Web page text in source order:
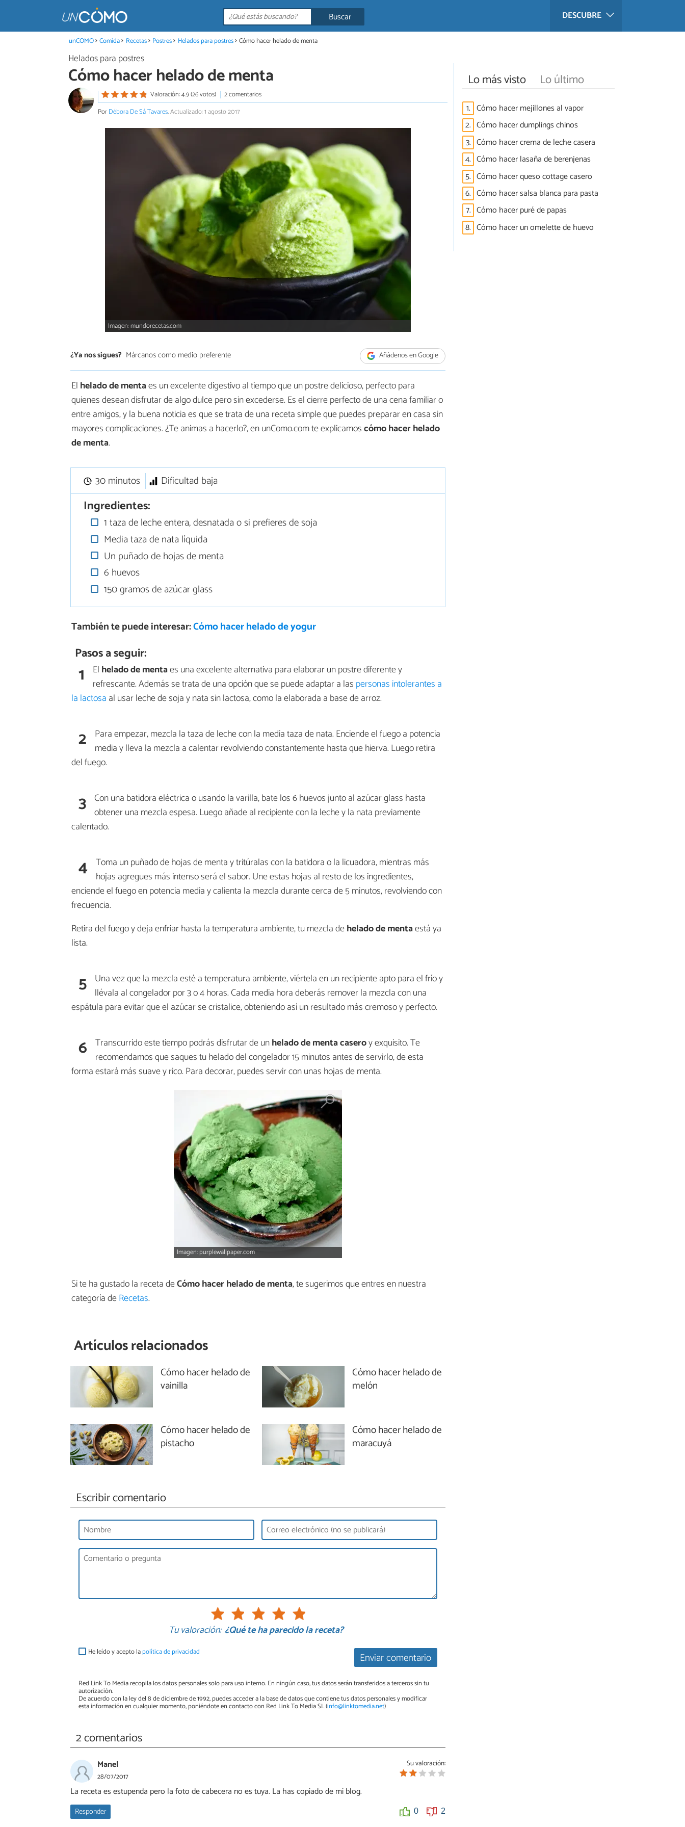
DESCUBRE
Buscar
unCOMO Comida Recetas Postres Helados para postres Cómo hacer helado de menta
Helados para postres
Cómo hacer helado de menta
Valoración: 4.9 (26 votos)
2 comentarios
PorDébora De Sá Tavares.Actualizado: 1 agosto 2017
Imagen: mundorecetas.com
¿Ya nos sigues? Márcanos como medio preferente Añádenos en Google
El helado de mentaes un excelente digestivo al tiempo que un postre delicioso, perfecto para
quienes desean disfrutar de algo dulce pero sin excederse. Es el cierre perfecto de una cena familiar o
entre amigos, y la buena noticia es que se trata de una receta simple que puedes preparar en casa sin
mayores complicaciones. ¿Te animas a hacerlo?, en unComo.com te explicamoscómo hacer helado
de menta.
30 minutos Dificultad baja
Ingredientes:
1 taza de leche entera, desnatada o si prefieres de soja
Media taza de nata líquida
Un puñado de hojas de menta
6 huevos
150 gramos de azúcar glass
También te puede interesar:Cómo hacer helado de yogur
Pasos a seguir:
1 El helado de mentaes una excelente alternativa para elaborar un postre diferente y
refrescante. Además se trata de una opción que se puede adaptar a las personas intolerantes a
la lactosa al usar leche de soja y nata sin lactosa, como la elaborada a base de arroz.
2 Para empezar, mezcla la taza de leche con la media taza de nata. Enciende el fuego a potencia
media y lleva la mezcla a calentar revolviendo constantemente hasta que hierva. Luego retira
del fuego.
3 Con una batidora eléctrica o usando la varilla, bate los 6 huevos junto al azúcar glass hasta
obtener una mezcla espesa. Luego añade al recipiente con la leche y la nata previamente
calentado.
4 Toma un puñado de hojas de menta y tritúralas con la batidora o la licuadora, mientras más
hojas agregues más intenso será el sabor. Une estas hojas al resto de los ingredientes,
enciende el fuego en potencia media y calienta la mezcla durante cerca de 5 minutos, revolviendo con
frecuencia.
Retira del fuego y deja enfriar hasta la temperatura ambiente, tu mezcla dehelado de mentaestá ya
lista.
5 Una vez que la mezcla esté a temperatura ambiente, viértela en un recipiente apto para el frío y
llévala al congelador por 3 o 4 horas. Cada media hora deberás remover la mezcla con una
espátula para evitar que el azúcar se cristalice, obteniendo así un resultado más cremoso y perfecto.
6 Transcurrido este tiempo podrás disfrutar de unhelado de menta caseroy exquisito. Te
recomendamos que saques tu helado del congelador 15 minutos antes de servirlo, de esta
forma estará más suave y rico. Para decorar, puedes servir con unas hojas de menta.
Imagen: purplewallpaper.com
Si te ha gustado la receta deCómo hacer helado de menta, te sugerimos que entres en nuestra
categoría deRecetas.
Lo más visto Lo último
1. Cómo hacer mejillones al vapor
2. Cómo hacer dumplings chinos
3. Cómo hacer crema de leche casera
4. Cómo hacer lasaña de berenjenas
5. Cómo hacer queso cottage casero
6. Cómo hacer salsa blanca para pasta
7. Cómo hacer puré de papas
8. Cómo hacer un omelette de huevo
Artículos relacionados
Cómo hacer helado de
vainilla
Cómo hacer helado de
melón
Cómo hacer helado de
pistacho
Cómo hacer helado de
maracuyá
Escribir comentario
Tu valoración: ¿Qué te ha parecido la receta?
Enviar comentario
He leído y acepto lapolítica de privacidad
Red Link To Media recopila los datos personales solo para uso interno. En ningún caso, tus datos serán transferidos a terceros sin tu
autorización.
De acuerdo con la ley del 8 de diciembre de 1992, puedes acceder a la base de datos que contiene tus datos personales y modificar
esta información en cualquier momento, poniéndote en contacto con Red Link To Media SL (info@linktomedia.net)
2 comentarios
Su valoración:
Manel
28/07/2017
La receta es estupenda pero la foto de cabecera no es tuya. La has copiado de mi blog.
Responder 0 2